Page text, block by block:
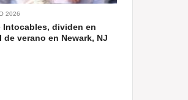
2026
Intocables, dividen en
verano en Newark, NJ